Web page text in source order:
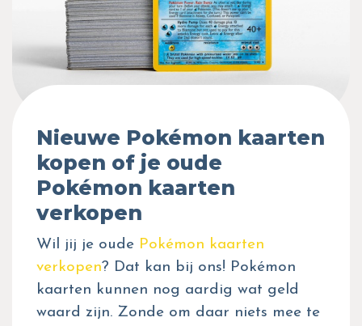
Nieuwe Pokémon kaarten
kopen of je oude
Pokémon kaarten
verkopen
Wil jij je oude Pokémon kaarten
verkopen? Dat kan bij ons! Pokémon
kaarten kunnen nog aardig wat geld
waard zijn. Zonde om daar niets mee te